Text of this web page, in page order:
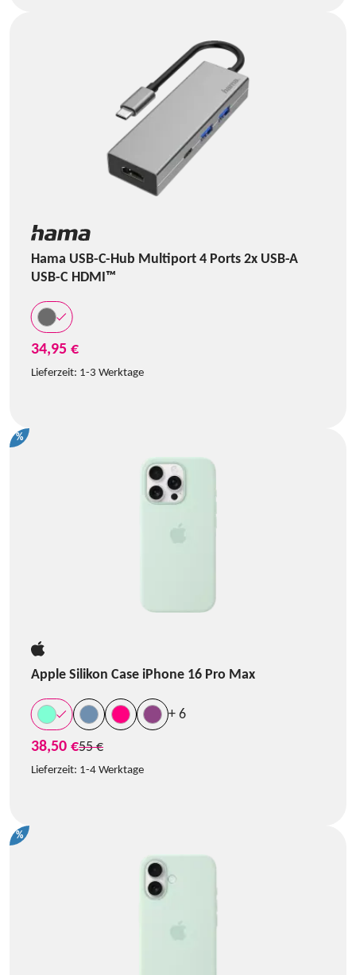
Hama USB-C-Hub Multiport 4 Ports 2x USB-A
USB-C HDMI™
34,95 €
Lieferzeit: 1-3 Werktage
%
Apple Silikon Case iPhone 16 Pro Max
+ 6
38,50 €statt
55 €
Lieferzeit: 1-4 Werktage
%